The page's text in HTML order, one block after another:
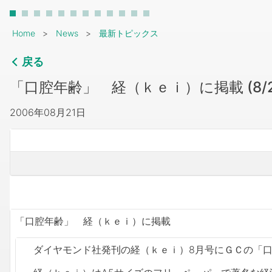
Breadcrumb
Home News 最新トピックス
戻る
「口腔年齢」 経（ｋｅｉ）に掲載 (8/
2006年08月21日
「口腔年齢」 経（ｋｅｉ）に掲載
ダイヤモンド社発刊の経（ｋｅｉ）8月号にＧＣの「